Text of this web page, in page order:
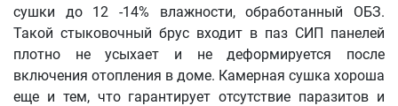
сушки до 12 -14% влажности, обработанный ОБЗ.
Такой стыковочный брус входит в паз СИП панелей
плотно не усыхает и не деформируется после
включения отопления в доме. Камерная сушка хороша
еще и тем, что гарантирует отсутствие паразитов и